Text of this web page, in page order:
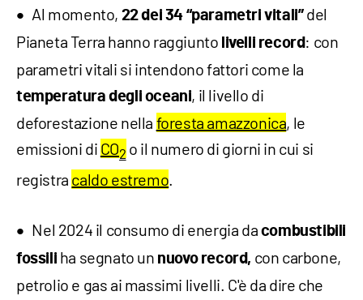
Al momento, 22 dei 34 “parametri vitali”del
Pianeta Terra hanno raggiunto livelli record: con
parametri vitali si intendono fattori come la
temperatura degli oceani, il livello di
deforestazione nella foresta amazzonica, le
emissioni di CO2 o il numero di giorni in cui si
registra caldo estremo.
Nel 2024 il consumo di energia da combustibili
fossili ha segnato un nuovo record, con carbone,
petrolio e gas ai massimi livelli. C'è da dire che